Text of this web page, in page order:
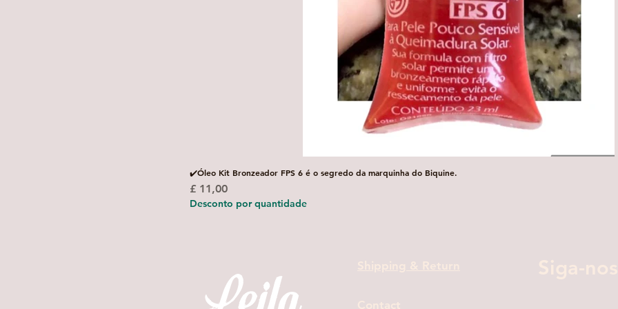
Visualização rápida
✔️Óleo Kit Bronzeador FPS 6 é o segredo da marquinha do Biquine.
Preço
£ 11,00
Desconto por quantidade